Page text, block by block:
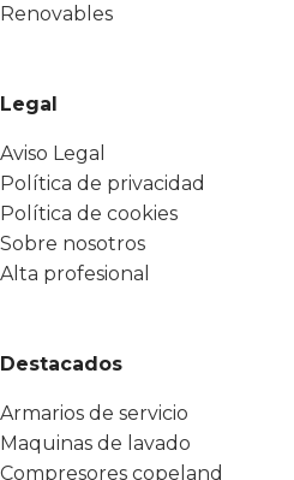
Renovables
Legal
Aviso Legal
Política de privacidad
Política de cookies
Sobre nosotros
Alta profesional
Destacados
Armarios de servicio
Maquinas de lavado
Compresores copeland